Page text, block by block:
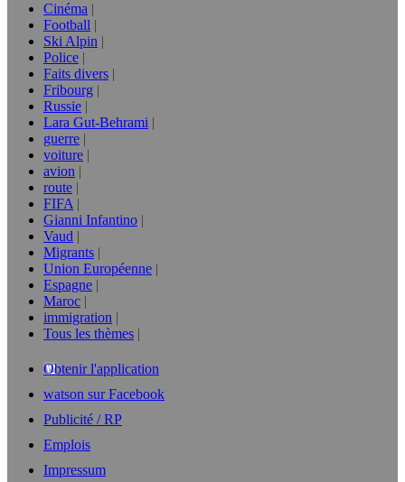
Cinéma
Football
Ski Alpin
Police
Faits divers
Fribourg
Russie
Lara Gut-Behrami
guerre
voiture
avion
route
FIFA
Gianni Infantino
Vaud
Migrants
Union Européenne
Espagne
Maroc
immigration
Tous les thèmes
Obtenir l'application
watson sur Facebook
Publicité / RP
Emplois
Impressum